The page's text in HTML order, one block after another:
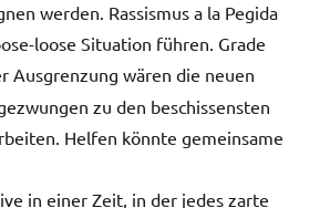
werden. Rassismus a la Pegida
loose Situation führen. Grade
Ausgrenzung wären die neuen
zu den beschissensten
Helfen könnte gemeinsame
in einer Zeit, in der jedes zarte